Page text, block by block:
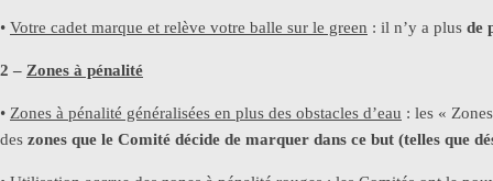
• Votre cadet marque et relève votre balle sur le green : il n’y a plus de
2 – Zones à pénalité
• Zones à pénalité généralisées en plus des obstacles d’eau : les «
des zones que le Comité décide de marquer dans ce but (telles que